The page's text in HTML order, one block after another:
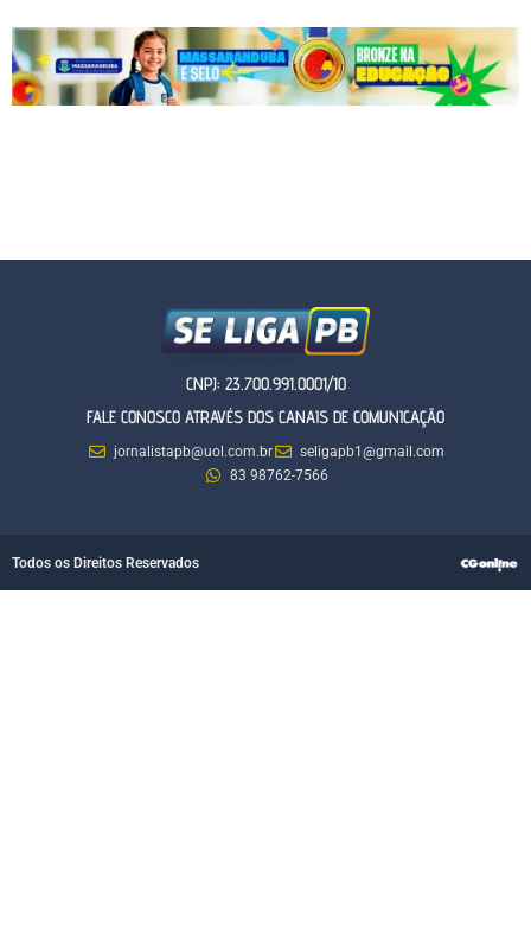
CNPJ: 23.700.991.0001/10
FALE CONOSCO ATRAVÉS DOS CANAIS DE COMUNICAÇÃO
jornalistapb@uol.com.br
seligapb1@gmail.com
83 98762-7566
Todos os Direitos Reservados